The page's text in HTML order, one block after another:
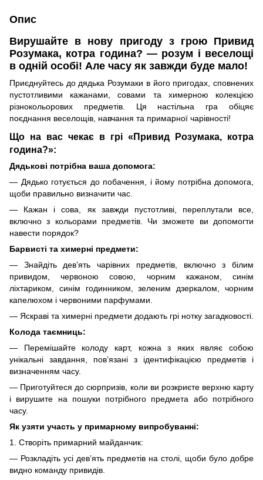
Опис
Вирушайте в нову пригоду з грою Привид
Розумака, котра година? — розум і веселощі
в одній особі! Але часу як завжди буде мало!
Приєднуйтесь до дядька Розумаки в його пригодах, сповнених
пустотливими кажанами, совами та химерною колекцією
різнокольорових предметів. Ця настільна гра обіцяє
поєднання веселощів, навчання та примарної чарівності!
Що на вас чекає в грі «Привид Розумака, котра
година?»:
Дядькові потрібна ваша допомога:
— Дядько готується до побачення, і йому потрібна допомога,
щоби правильно визначити час.
— Кажан і сова, як завжди пустотливі, переплутали все,
включно з кольорами предметів. Чи зможете ви допомогти
навести порядок?
Барвисті та химерні предмети:
— Знайдіть дев’ять чарівних предметів, включно з білим
привидом, червоною совою, чорним кажаном, синім
ліхтариком, синім годинником, зеленим дзеркалом, чорним
капелюхом і червоними парфумами.
— Яскраві та химерні предмети додають грі нотку загадковості.
Колода таємниць:
— Перемішайте колоду карт, кожна з яких являє собою
унікальні завдання, пов’язані з ідентифікацією предметів і
визначенням часу.
— Приготуйтеся до сюрпризів, коли ви розкриєте верхню карту
і вирушите на пошуки потрібного предмета або потрібного
часу.
Як узяти участь у примарному випробуванні:
1. Створіть примарний майданчик:
— Розкладіть усі дев’ять предметів на столі, щоби було добре
видно команду привидів.